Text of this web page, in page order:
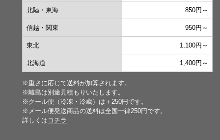
北陸・東海 850円～
信越・関東 950円～
東北 1,100円～
北海道 1,400円～
※重さに応じて送料が加算されます。
※離島は別途見積もりいたします。
※クール便（冷凍・冷蔵）は＋250円です。
※メール便発送商品の送料は全国一律250円です。
詳しくは コチラ